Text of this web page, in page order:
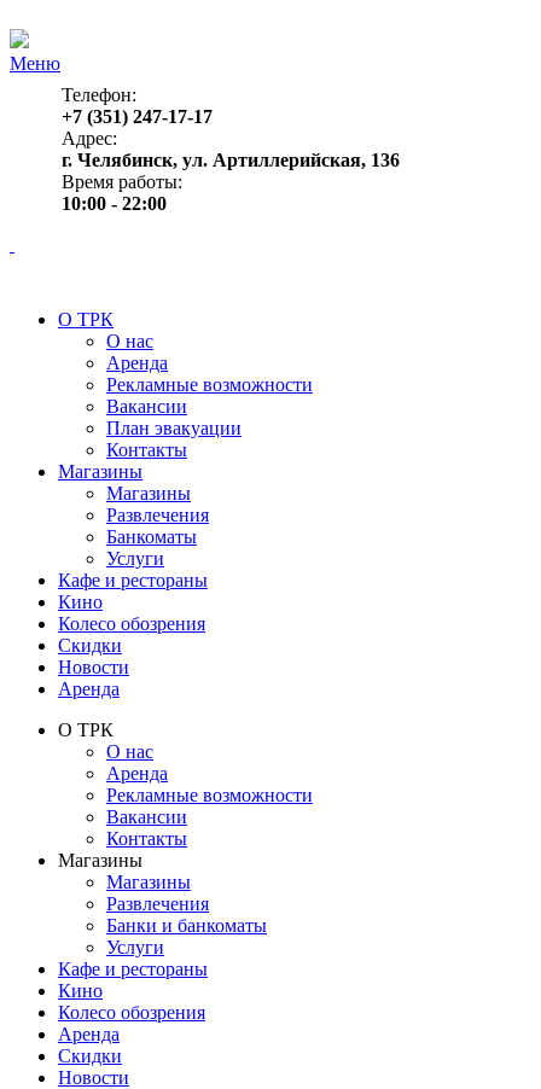
Меню
Телефон:
+7 (351) 247-17-17
Адрес:
г. Челябинск, ул. Артиллерийская, 136
Время работы:
10:00 - 22:00
О ТРК
О нас
Аренда
Рекламные возможности
Вакансии
План эвакуации
Контакты
Магазины
Магазины
Развлечения
Банкоматы
Услуги
Кафе и рестораны
Кино
Колесо обозрения
Скидки
Новости
Аренда
О ТРК
О нас
Аренда
Рекламные возможности
Вакансии
Контакты
Магазины
Магазины
Развлечения
Банки и банкоматы
Услуги
Кафе и рестораны
Кино
Колесо обозрения
Аренда
Скидки
Новости